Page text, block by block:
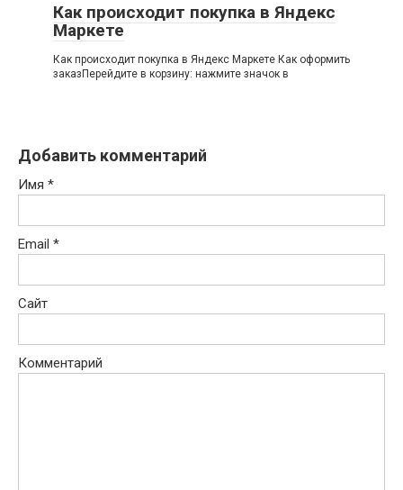
Как происходит покупка в Яндекс
Маркете
Как происходит покупка в Яндекс Маркете Как оформить
заказПерейдите в корзину: нажмите значок в
Добавить комментарий
Имя *
Email *
Сайт
Комментарий